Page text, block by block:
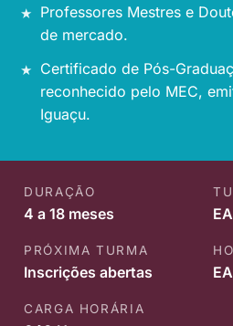
Professores Mestres e
de mercado.
Certificado de Pós-
reconhecido pelo MEC,
Iguaçu.
DURAÇÃO
4 a 18 meses
PRÓXIMA TURMA
Inscrições abertas
CARGA HORÁRIA